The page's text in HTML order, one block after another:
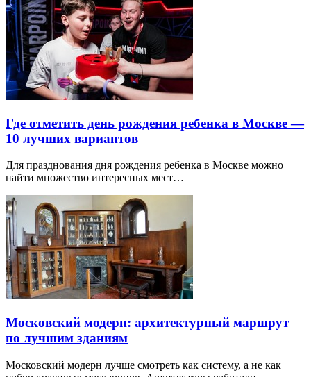
Где отметить день рождения ребенка в Москве —
10 лучших вариантов
Для празднования дня рождения ребенка в Москве можно
найти множество интересных мест…
Московский модерн: архитектурный маршрут
по лучшим зданиям
Московский модерн лучше смотреть как систему, а не как